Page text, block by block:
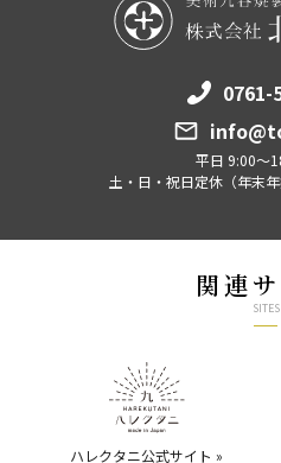
0761-
平日 9:00～
土・日・祝日定休（年末
関連
SITES
ハレクタニ公式サイト »